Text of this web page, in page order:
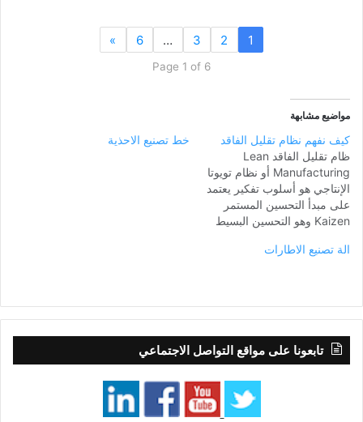
1
2
3
…
6
»
Page 1 of 6
مواضيع مشابهة
كيف نفهم نظام تقليل الفاقد
ظام تقليل الفاقد Lean
Manufacturing أو نظام تويوتا
الإنتاجي هو أسلوب تفكير يعتمد
على مبدأ التحسين المستمر
Kaizen وهو التحسين البسيط
خط تصنيع الاحذية
الة تصنيع الاطارات
تابعونا على مواقع التواصل الاجتماعي